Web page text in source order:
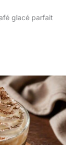
glacé parfait